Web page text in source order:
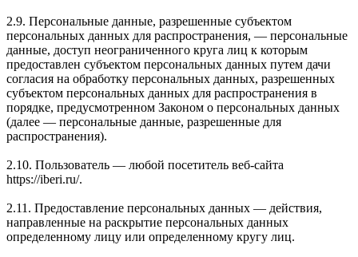
2.9. Персональные данные, разрешенные субъектом
персональных данных для распространения, — персональные
данные, доступ неограниченного круга лиц к которым
предоставлен субъектом персональных данных путем дачи
согласия на обработку персональных данных, разрешенных
субъектом персональных данных для распространения в
порядке, предусмотренном Законом о персональных данных
(далее — персональные данные, разрешенные для
распространения).
2.10. Пользователь — любой посетитель веб-сайта
https://iberi.ru/.
2.11. Предоставление персональных данных — действия,
направленные на раскрытие персональных данных
определенному лицу или определенному кругу лиц.